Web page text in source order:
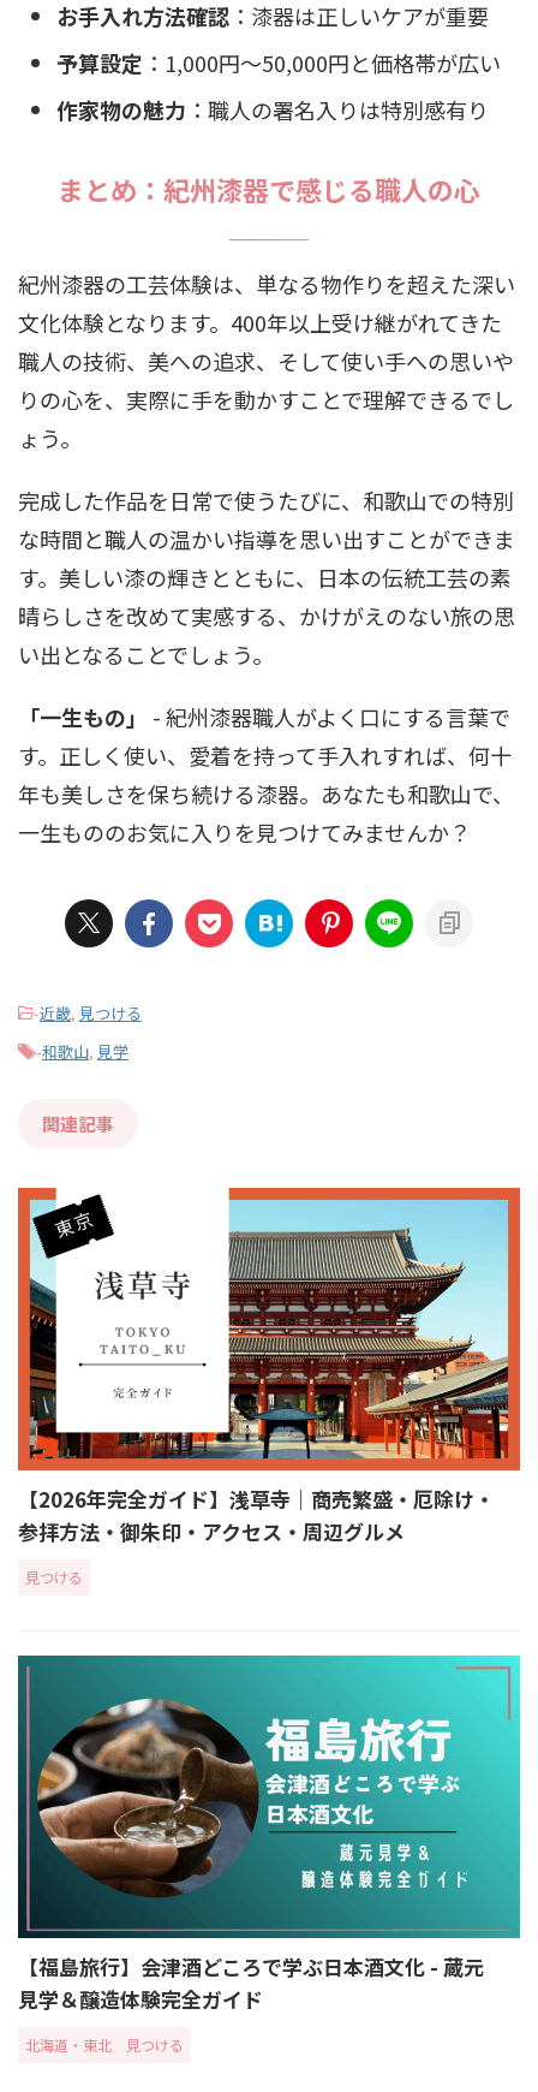
お手入れ方法確認 ：漆器は正しいケアが重要
予算設定 ：1,000円〜50,000円と価格帯が広い
作家物の魅力 ：職人の署名入りは特別感有り
まとめ：紀州漆器で感じる職人の心
紀州漆器の工芸体験は、単なる物作りを超えた深い
文化体験となります。400年以上受け継がれてきた
職人の技術、美への追求、そして使い手への思いや
りの心を、実際に手を動かすことで理解できるでし
ょう。
完成した作品を日常で使うたびに、和歌山での特別
な時間と職人の温かい指導を思い出すことができま
す。美しい漆の輝きとともに、日本の伝統工芸の素
晴らしさを改めて実感する、かけがえのない旅の思
い出となることでしょう。
「一生もの」
- 紀州漆器職人がよく口にする言葉で
す。正しく使い、愛着を持って手入れすれば、何十
年も美しさを保ち続ける漆器。あなたも和歌山で、
一生もののお気に入りを見つけてみませんか？
-近畿, 見つける
-和歌山, 見学
関連記事
【2026年完全ガイド】浅草寺｜商売繁盛・厄除け・
参拝方法・御朱印・アクセス・周辺グルメ
見つける
【福島旅行】会津酒どころで学ぶ日本酒文化 - 蔵元
見学＆醸造体験完全ガイド
北海道・東北 見つける